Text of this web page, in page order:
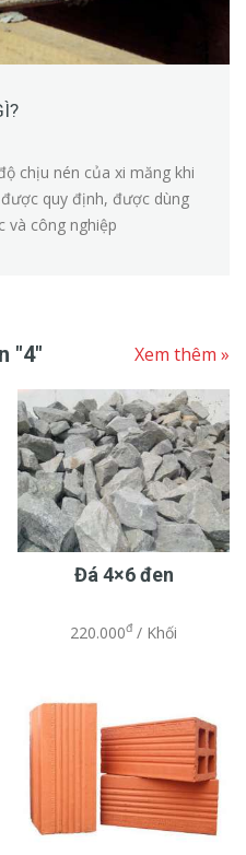
chịu nén của xi măng khi
quy định, được dùng
và công nghiệp
"4" Xem thêm »
Đá 4×6 đen
220.000đ/ Khối